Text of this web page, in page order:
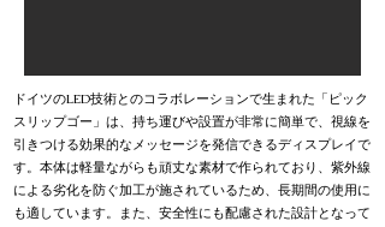
ドイツのLED技術とのコラボレーションで生まれた「ピック
スリップゴー」は、持ち運びや設置が非常に簡単で、視線を
引きつける効果的なメッセージを発信できるディスプレイで
す。本体は軽量ながらも頑丈な素材で作られており、紫外線
による劣化を防ぐ加工が施されているため、長期間の使用に
も適しています。また、安全性にも配慮された設計となって